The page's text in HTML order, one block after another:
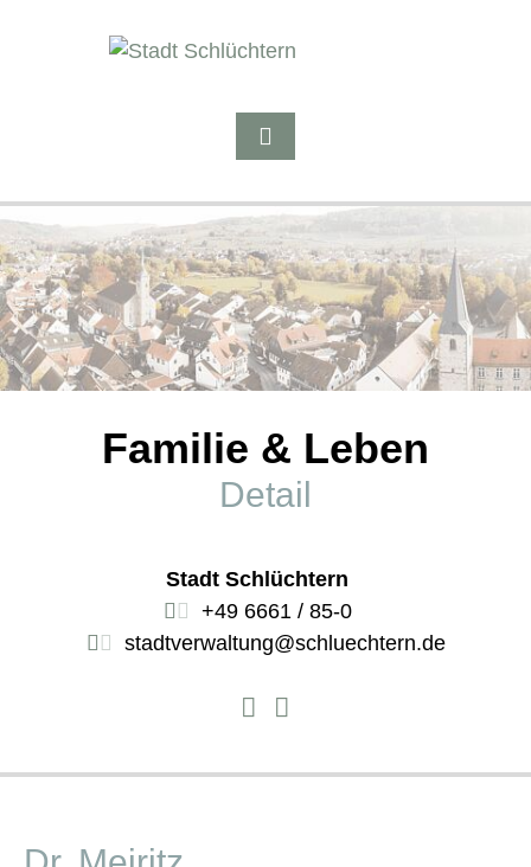
Familie & Leben
Detail
Stadt Schlüchtern
+49 6661 / 85-0
stadtverwaltung@schluechtern.de